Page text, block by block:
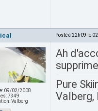
Posté à 22h09 le
09/02/2008
7349
Valberg
Ah
Pure
Valberg,